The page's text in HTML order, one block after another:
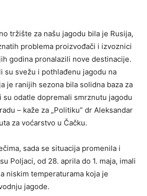
tržište za našu jagodu bila je Rusija,
problema proizvođači i izvoznici
godina pronalazili nove destinacije.
su svežu i pothlađenu jagodu na
je ranijih sezona bila solidna baza za
su odatle dopremali smrznutu jagodu
– kaže za „Politiku” dr Aleksandar
za voćarstvo u Čačku.
sada se situacija promenila i
Poljaci, od 28. aprila do 1. maja, imali
niskim temperaturama koja je
jagode.